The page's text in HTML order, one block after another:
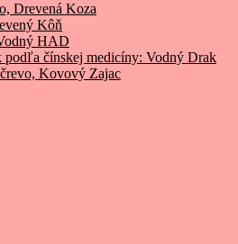
Drevená Koza
Kôň
HAD
čínskej medicíny: Vodný Drak
Kovový Zajac